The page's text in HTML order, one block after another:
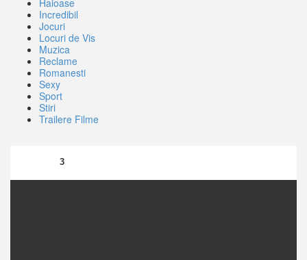
Haioase
Incredibil
Jocuri
Locuri de Vis
Muzica
Reclame
Romanesti
Sexy
Sport
Stiri
Trailere Filme
3